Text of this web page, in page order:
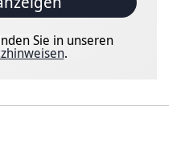
Sie in unseren
.